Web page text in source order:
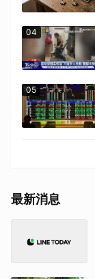
04
05
最新消息